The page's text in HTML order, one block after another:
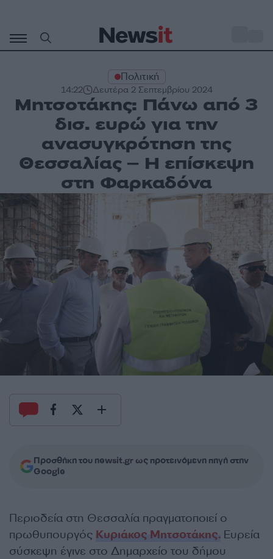
περιεχόμενο
Πολιτική
14:22 Δευτέρα 2 Σεπτεμβρίου 2024
Μητσοτάκης: Πάνω από 3
δισ. ευρώ για την
ανασυγκρότηση της
Θεσσαλίας – Η επίσκεψη
στη Φαρκαδόνα
Προσθήκη του newsit.gr ως προτεινόμενη πηγή στην
Google
Περιοδεία στη Θεσσαλία πραγματοποιεί ο
πρωθυπουργός Κυριάκος Μητσοτάκης. Ευρεία
σύσκεψη έγινε στο Δημαρχείο του δήμου